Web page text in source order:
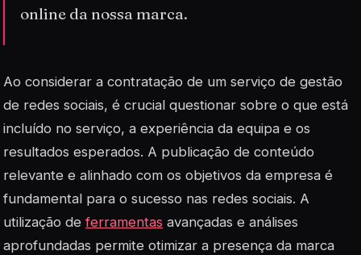
online da nossa marca.
Ao considerar a contratação de um serviço de gestão
de redes sociais, é crucial questionar sobre o que está
incluído no serviço, a experiência da equipa e os
resultados esperados. A publicação de conteúdo
relevante e alinhado com os objetivos da empresa é
fundamental para o sucesso nas redes sociais. A
utilização deferramentas avançadas e análises
aprofundadas permite otimizar a presença da marca